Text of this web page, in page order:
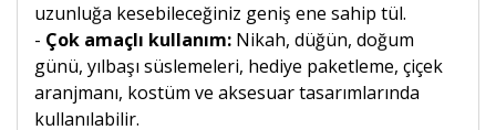
uzunluğa kesebileceğiniz geniş ene sahip tül.
- Çok amaçlı kullanım: Nikah, düğün, doğum
günü, yılbaşı süslemeleri, hediye paketleme, çiçek
aranjmanı, kostüm ve aksesuar tasarımlarında
kullanılabilir.